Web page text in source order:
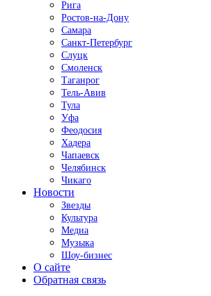
Рига
Ростов-на-Дону
Самара
Санкт-Петербург
Слуцк
Смоленск
Таганрог
Тель-Авив
Тула
Уфа
Феодосия
Хадера
Чапаевск
Челябинск
Чикаго
Новости
Звезды
Культура
Медиа
Музыка
Шоу-бизнес
О сайте
Обратная связь